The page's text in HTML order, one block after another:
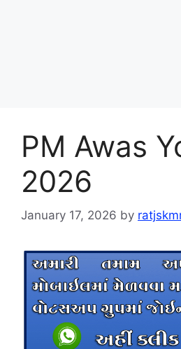
PM Awas
2026
January 17, 2026 by